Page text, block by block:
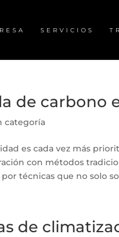
SERVICIOS
de carbono
categoría
es cada vez más
con métodos
técnicas que no solo
de